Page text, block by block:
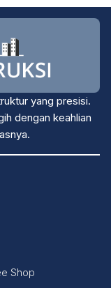
yang presisi.
dengan keahlian
Shop